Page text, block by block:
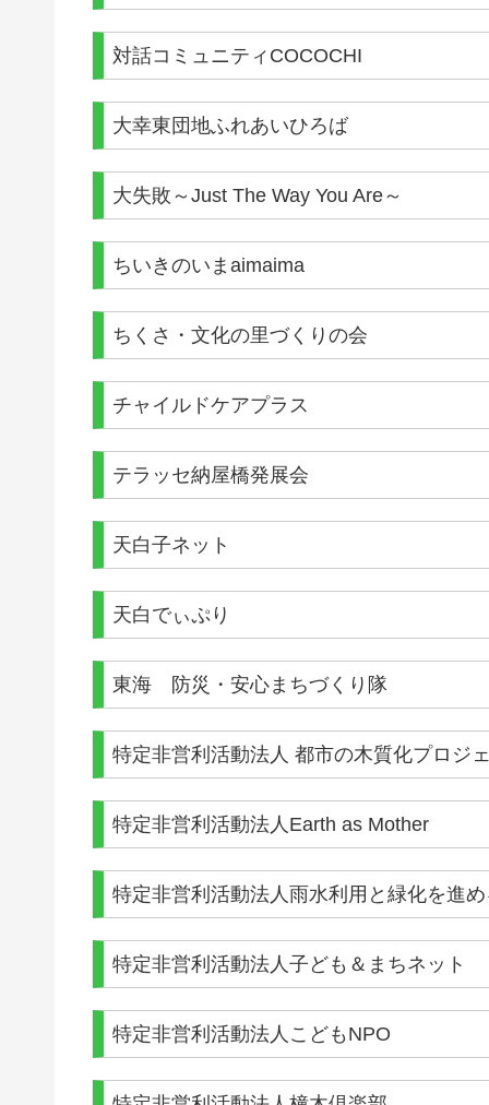
対話コミュニティCOCOCHI
大幸東団地ふれあいひろば
大失敗～Just The Way You Are～
ちいきのいまaimaima
ちくさ・文化の里づくりの会
チャイルドケアプラス
テラッセ納屋橋発展会
天白子ネット
天白でぃぷり
東海 防災・安心まちづくり隊
特定非営利活動法人 都市の木質化プロジ
特定非営利活動法人Earth as Mother
特定非営利活動法人雨水利用と緑化を進
特定非営利活動法人子ども＆まちネット
特定非営利活動法人こどもNPO